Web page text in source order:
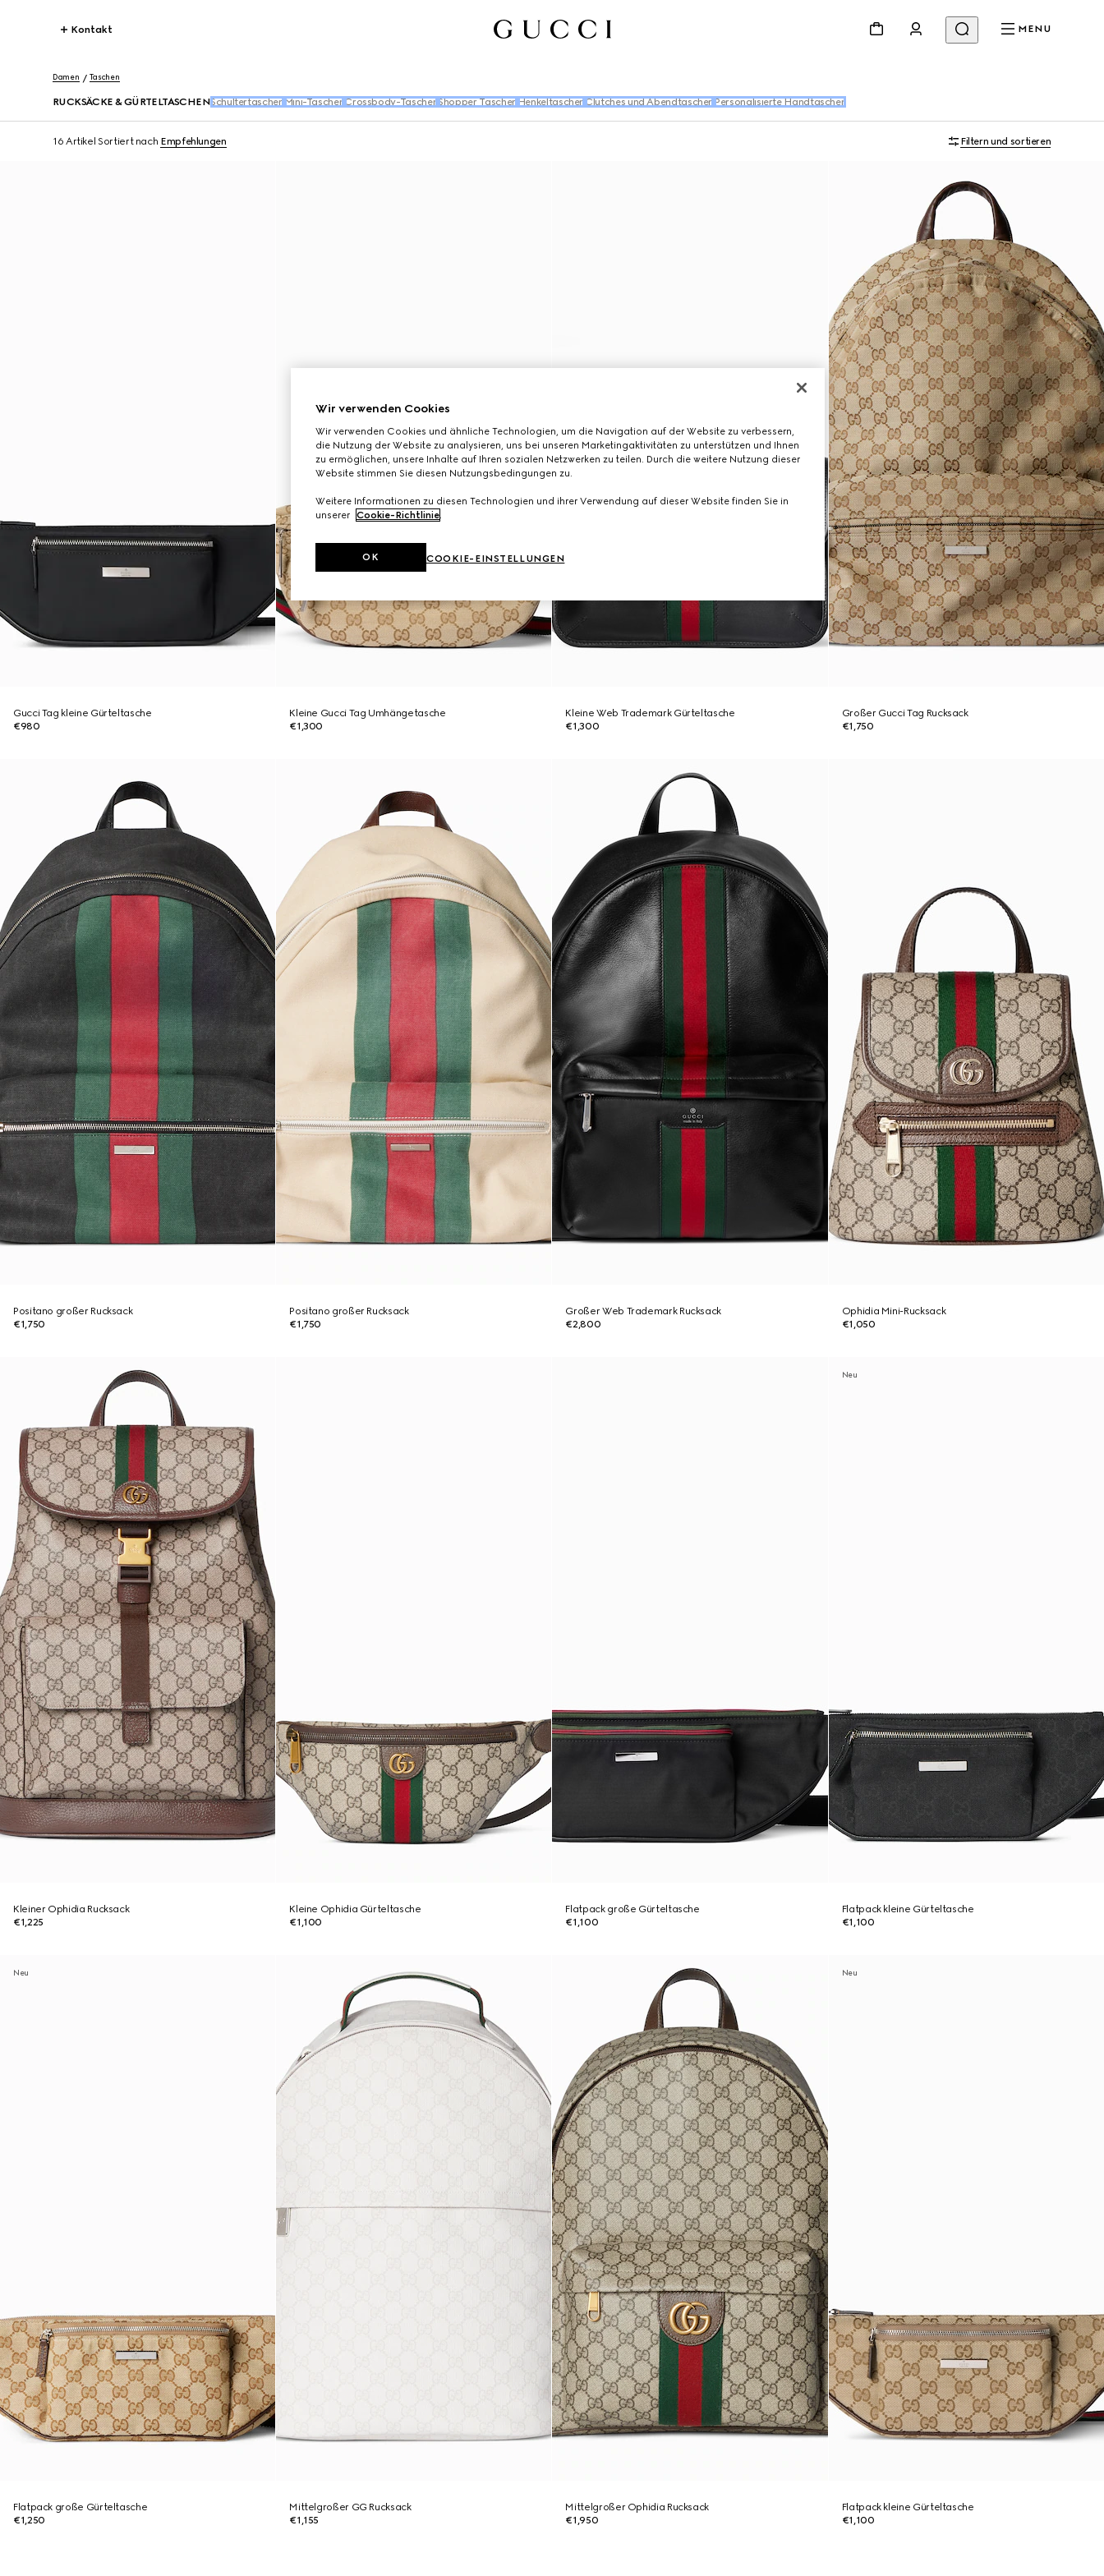
Kontakt MENU
Damen Taschen
RUCKSÄCKE & GÜRTELTASCHEN Schultertaschen Mini-Taschen Crossbody-Taschen Shopper Taschen Henkeltaschen Clutches und Abendtaschen Personalisierte Handtaschen
16 Artikel Sortiert nach Empfehlungen Filtern und sortieren
Gucci Tag kleine Gürteltasche
€980
Kleine Gucci Tag Umhängetasche
€1,300
Kleine Web Trademark Gürteltasche
€1,300
Großer Gucci Tag Rucksack
€1,750
Positano großer Rucksack
€1,750
Positano großer Rucksack
€1,750
Großer Web Trademark Rucksack
€2,800
Ophidia Mini-Rucksack
€1,050
Kleiner Ophidia Rucksack
€1,225
Kleine Ophidia Gürteltasche
€1,100
Flatpack große Gürteltasche
€1,100
Neu
Flatpack kleine Gürteltasche
€1,100
Neu
Flatpack große Gürteltasche
€1,250
Mittelgroßer GG Rucksack
€1,155
Mittelgroßer Ophidia Rucksack
€1,950
Neu
Flatpack kleine Gürteltasche
€1,100
Wir verwenden Cookies
Wir verwenden Cookies und ähnliche Technologien, um die Navigation auf der Website zu verbessern,
die Nutzung der Website zu analysieren, uns bei unseren Marketingaktivitäten zu unterstützen und Ihnen
zu ermöglichen, unsere Inhalte auf Ihren sozialen Netzwerken zu teilen. Durch die weitere Nutzung dieser
Website stimmen Sie diesen Nutzungsbedingungen zu.
Weitere Informationen zu diesen Technologien und ihrer Verwendung auf dieser Website finden Sie in
unserer Cookie-Richtlinie.
COOKIE-EINSTELLUNGEN
OK